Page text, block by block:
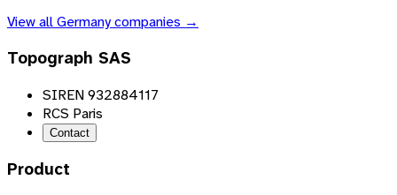
View allGermanycompanies →
Topograph SAS
SIREN 932884117
RCS Paris
Contact
Product